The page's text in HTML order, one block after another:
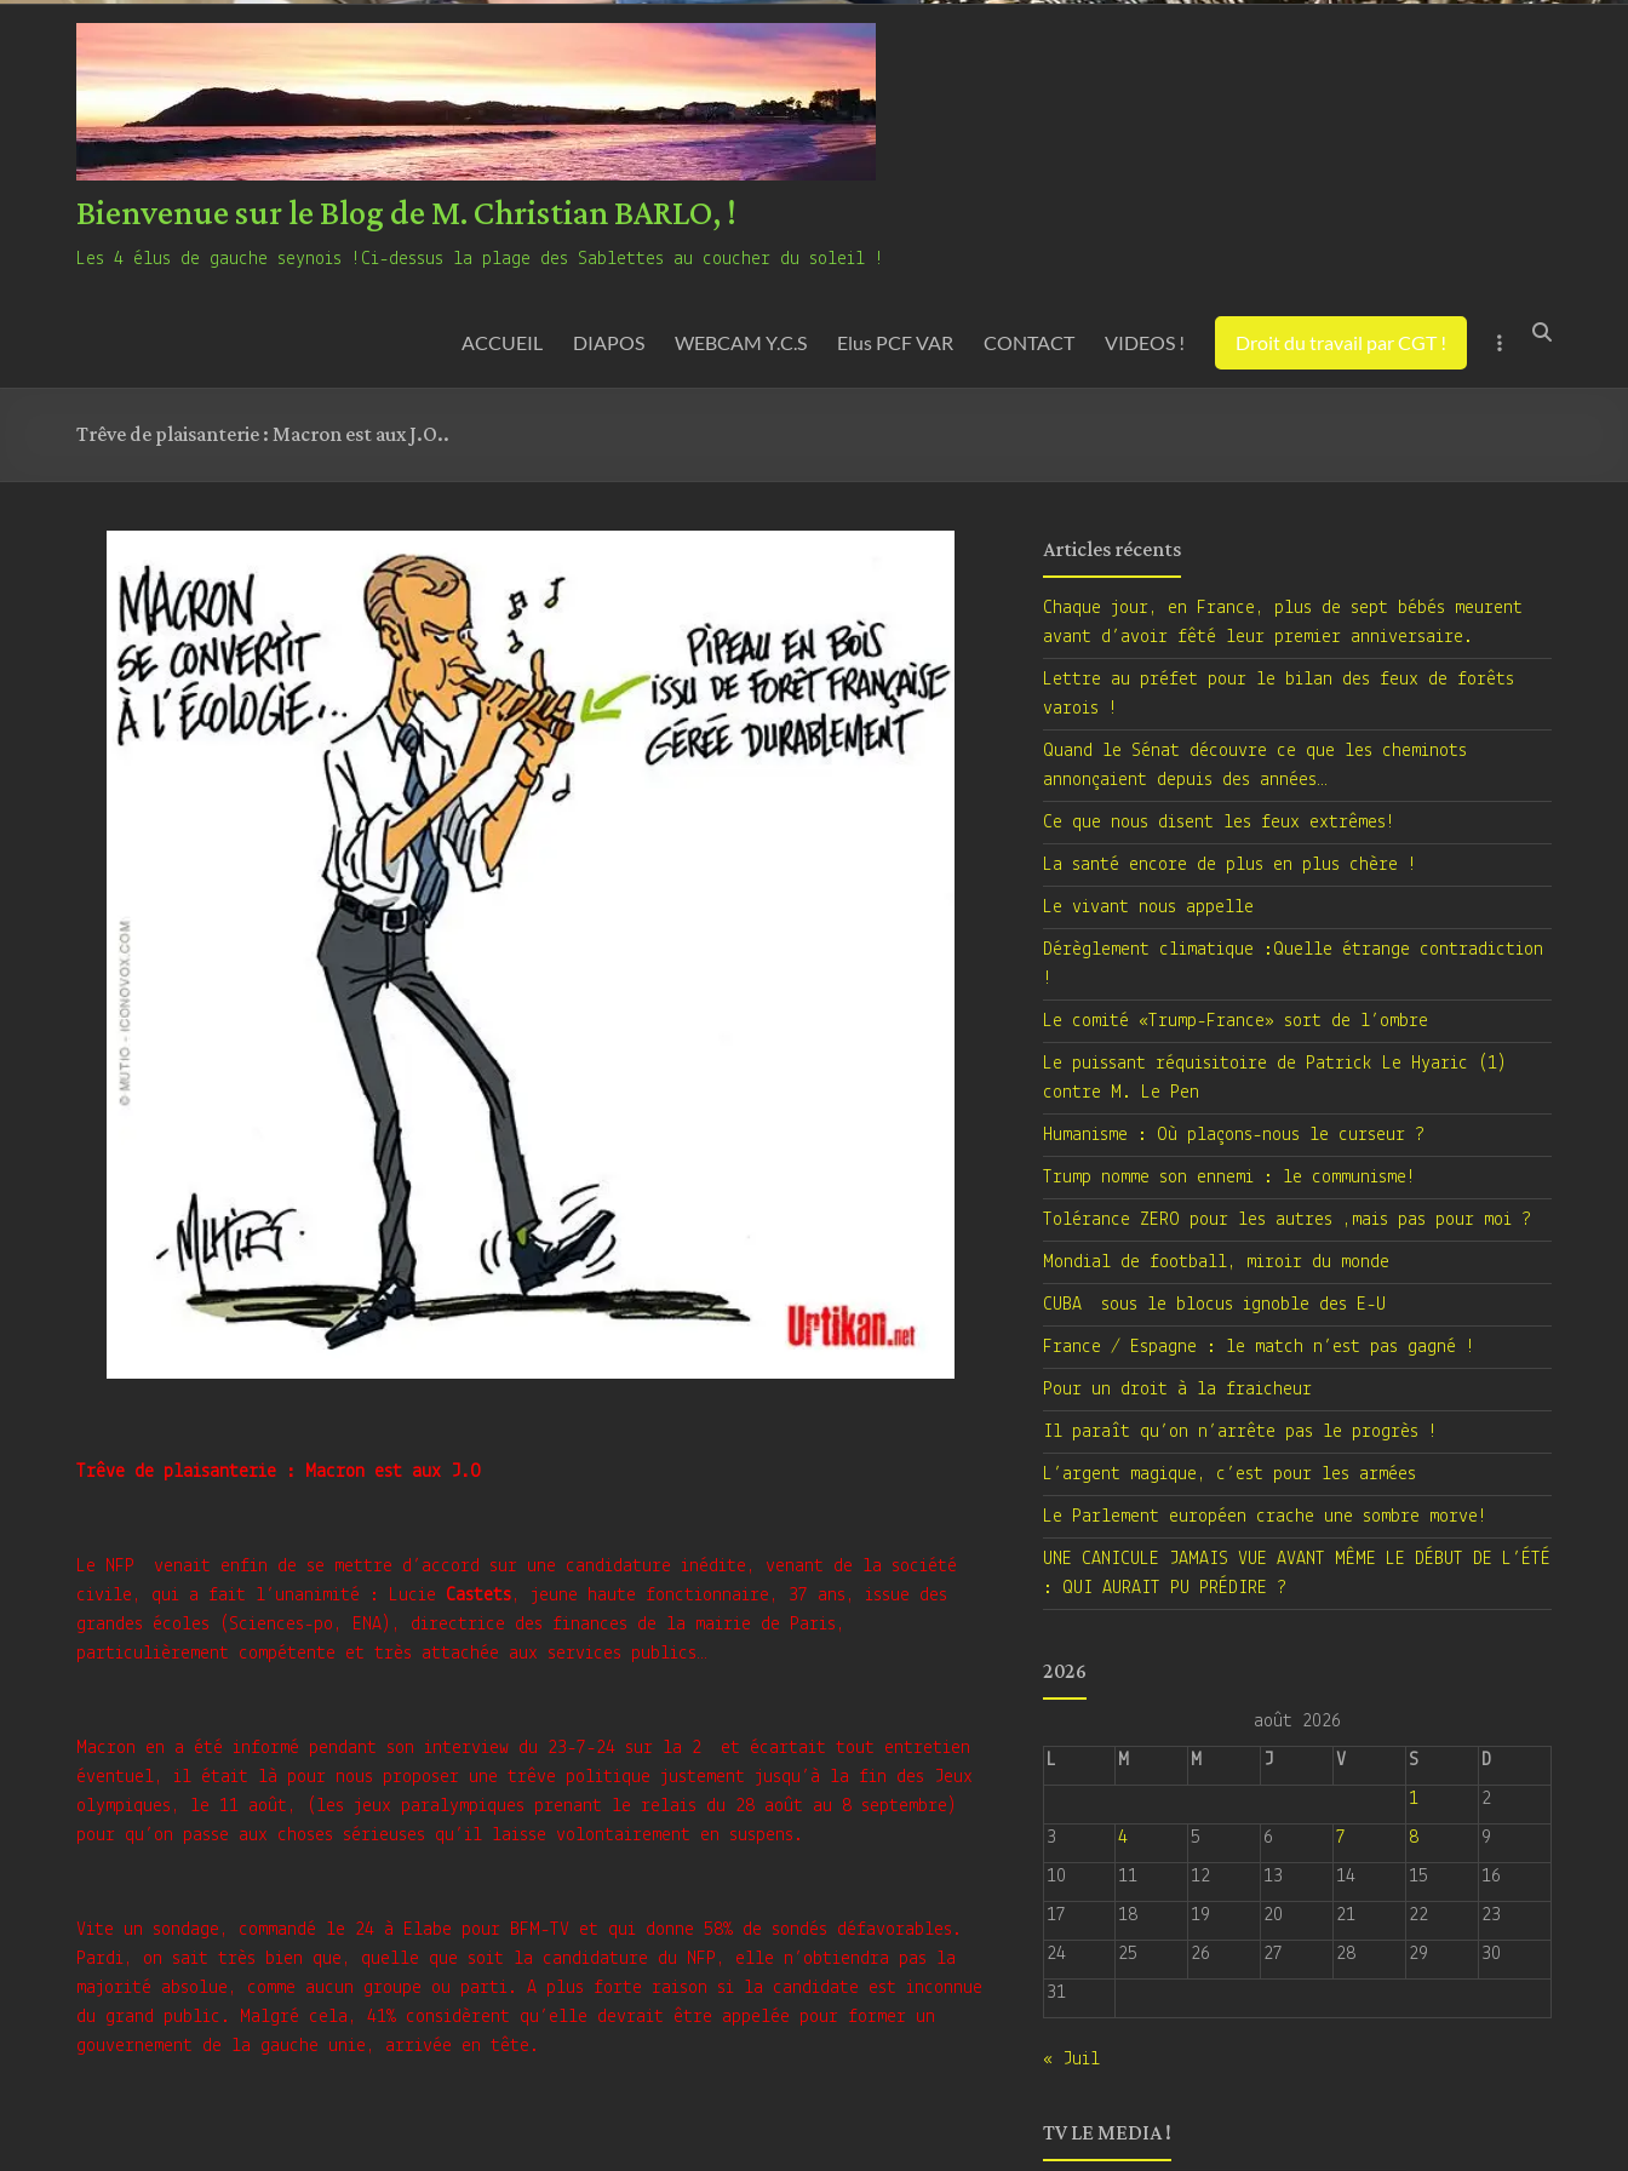
Bienvenue sur le Blog de M. Christian BARLO, !
Les 4 élus de gauche seynois !Ci-dessus la plage des Sablettes au coucher du soleil !
ACCUEIL DIAPOS WEBCAM Y.C.S Elus PCF VAR CONTACT VIDEOS ! Droit du travail par CGT !
Trêve de plaisanterie : Macron est aux J.O..
Trêve de plaisanterie : Macron est aux J.O
Le NFP venait enfin de se mettre d’accord sur une candidature inédite, venant de la société
civile, qui a fait l’unanimité : Lucie Castets, jeune haute fonctionnaire, 37 ans, issue des
grandes écoles (Sciences-po, ENA), directrice des finances de la mairie de Paris,
particulièrement compétente et très attachée aux services publics…
Macron en a été informé pendant son interview du 23-7-24 sur la 2 et écartait tout entretien
éventuel, il était là pour nous proposer une trêve politique justement jusqu’à la fin des Jeux
olympiques, le 11 août, (les jeux paralympiques prenant le relais du 28 août au 8 septembre)
pour qu’on passe aux choses sérieuses qu’il laisse volontairement en suspens.
Vite un sondage, commandé le 24 à Elabe pour BFM-TV et qui donne 58% de sondés défavorables.
Pardi, on sait très bien que, quelle que soit la candidature du NFP, elle n’obtiendra pas la
majorité absolue, comme aucun groupe ou parti. A plus forte raison si la candidate est inconnue
du grand public. Malgré cela, 41% considèrent qu’elle devrait être appelée pour former un
gouvernement de la gauche unie, arrivée en tête.
Articles récents
Chaque jour, en France, plus de sept bébés meurent
avant d’avoir fêté leur premier anniversaire.
Lettre au préfet pour le bilan des feux de forêts
varois !
Quand le Sénat découvre ce que les cheminots
annonçaient depuis des années…
Ce que nous disent les feux extrêmes!
La santé encore de plus en plus chère !
Le vivant nous appelle
Dérèglement climatique :Quelle étrange contradiction
!
Le comité «Trump-France» sort de l’ombre
Le puissant réquisitoire de Patrick Le Hyaric (1)
contre M. Le Pen
Humanisme : Où plaçons-nous le curseur ?
Trump nomme son ennemi : le communisme!
Tolérance ZERO pour les autres ,mais pas pour moi ?
Mondial de football, miroir du monde
CUBA sous le blocus ignoble des E-U
France / Espagne : le match n’est pas gagné !
Pour un droit à la fraicheur
Il paraît qu’on n’arrête pas le progrès !
L’argent magique, c’est pour les armées
Le Parlement européen crache une sombre morve!
UNE CANICULE JAMAIS VUE AVANT MÊME LE DÉBUT DE L’ÉTÉ
: QUI AURAIT PU PRÉDIRE ?
2026
août 2026
L
M M J V S
D
1
2
3
4 5 6 7 8
9
10
11 12 13 14 15
16
17
18 19 20 21 22
23
24
25 26 27 28 29
30
31
« Juil
TV LE MEDIA !